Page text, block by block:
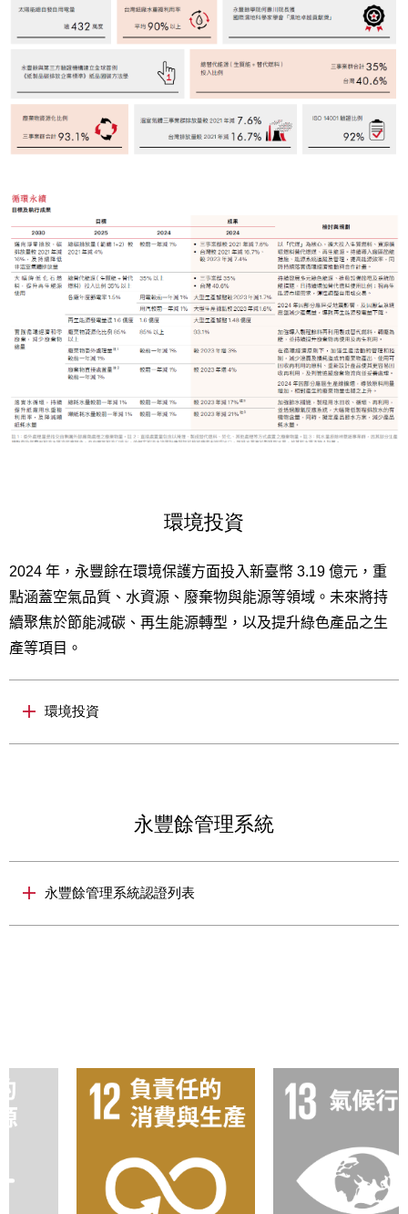
環境投資
2024 年，永豐餘在環境保護方面投入新臺幣 3.19 億元，重
點涵蓋空氣品質、水資源、廢棄物與能源等領域。未來將持
續聚焦於節能減碳、再生能源轉型，以及提升綠色產品之生
產等項目。
環境投資
永豐餘管理系統
永豐餘管理系統認證列表